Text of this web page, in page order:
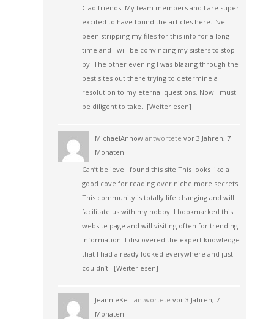
Ciao friends. My team members and I are super
excited to have found the articles here. I’ve
been stripping my files for this info for a long
time and I will be convincing my sisters to stop
by. The other evening I was blazing through the
best sites out there trying to determine a
resolution to my eternal questions. Now I must
be diligent to take…[Weiterlesen]
MichaelAnnowantwortete vor 3 Jahren, 7
Monaten
Can’t believe I found this site This looks like a
good cove for reading over niche more secrets.
This community is totally life changing and will
facilitate us with my hobby. I bookmarked this
website page and will visiting often for trending
information. I discovered the expert knowledge
that I had already looked everywhere and just
couldn’t…[Weiterlesen]
JeannieKeTantwortete vor 3 Jahren, 7
Monaten